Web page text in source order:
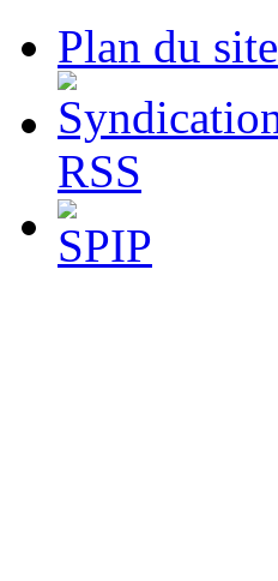
Plan du site